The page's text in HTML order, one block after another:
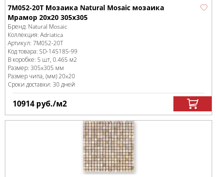
7M052-20T Мозаика Natural Mosaic мозаика
Мрамор 20х20 305х305
Бренд: Natural Mosaic
Коллекция: Adriatica
Артикул: 7M052-20T
Код товара: SD-145185-99
В коробке: 5 шт, 0.465 м2
Размер: 305x305 мм
Размер чипа, (мм)20x20
Сроки доставки: 30 дней
10914 руб./м2